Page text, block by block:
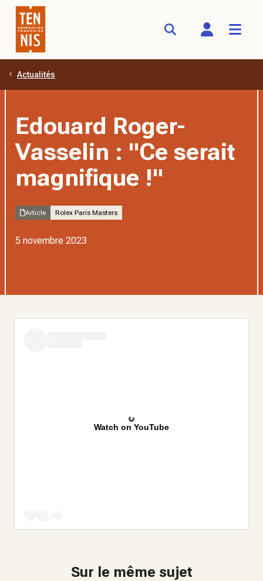
Aller au contenu principal
Actualités
Edouard Roger-
Vasselin : "Ce serait
magnifique !"
Article Rolex Paris Masters
5 novembre 2023
Watch on YouTube
Sur le même sujet